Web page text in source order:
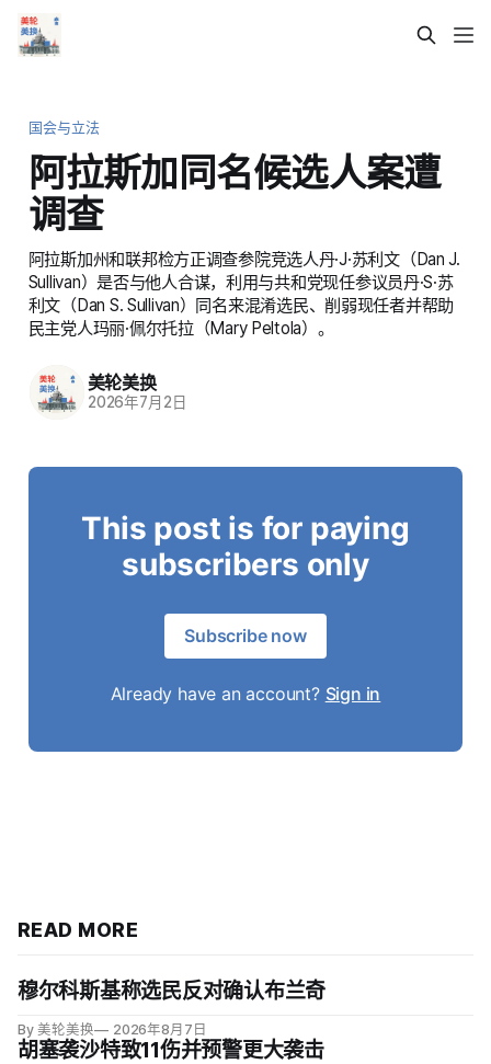
国会与立法
阿拉斯加同名候选人案遭
调查
阿拉斯加州和联邦检方正调查参院竞选人丹·J·苏利文（Dan J.
Sullivan）是否与他人合谋，利用与共和党现任参议员丹·S·苏
利文（Dan S. Sullivan）同名来混淆选民、削弱现任者并帮助
民主党人玛丽·佩尔托拉（Mary Peltola）。
美轮美换
2026年7月2日
This post is for paying
subscribers only
Subscribe now
Already have an account? Sign in
READ MORE
穆尔科斯基称选民反对确认布兰奇
By 美轮美换 2026年8月7日
胡塞袭沙特致11伤并预警更大袭击